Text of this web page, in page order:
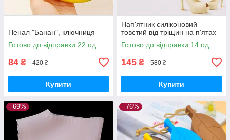
Пенал "Банан", ключниця
Готово до відправки 22 од.
84 ₴ 420 ₴
Купити
Нап'ятник силіконовий
товстий від тріщин на п'ятах
Готово до відправки 14 од.
145 ₴ 580 ₴
Купити
–69% –76%